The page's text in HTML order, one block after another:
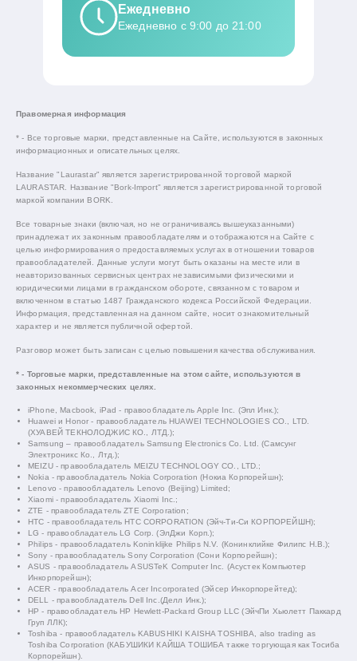
Ежедневно
Ежедневно с 9:00 до 21:00
Правомерная информация
* - Все торговые марки, представленные на Сайте, используются в законных
информационных и описательных целях.
Название "Laurastar" является зарегистрированной торговой маркой
LAURASTAR. Название "Bork-Import" является зарегистрированной торговой
маркой компании BORK.
Все товарные знаки (включая, но не ограничиваясь вышеуказанными)
принадлежат их законным правообладателям и отображаются на Сайте с
целью информирования о предоставляемых услугах в отношении товаров
правообладателей. Данные услуги могут быть оказаны на месте или в
неавторизованных сервисных центрах независимыми физическими и
юридическими лицами в гражданском обороте, связанном с товаром и
включенном в статью 1487 Гражданского кодекса Российской Федерации.
Информация, представленная на данном сайте, носит ознакомительный
характер и не является публичной офертой.
Разговор может быть записан с целью повышения качества обслуживания.
* - Торговые марки, представленные на этом сайте, используются в
законных некоммерческих целях.
iPhone, Macbook, iPad - правообладатель Apple Inc. (Эпл Инк.);
Huawei и Honor - правообладатель HUAWEI TECHNOLOGIES CO., LTD.
(ХУАВЕЙ ТЕКНОЛОДЖИС КО., ЛТД.);
Samsung – правообладатель Samsung Electronics Co. Ltd. (Самсунг
Электроникс Ко., Лтд.);
MEIZU - правообладатель MEIZU TECHNOLOGY CO., LTD.;
Nokia - правообладатель Nokia Corporation (Нокиа Корпорейшн);
Lenovo - правообладатель Lenovo (Beijing) Limited;
Xiaomi - правообладатель Xiaomi Inc.;
ZTE - правообладатель ZTE Corporation;
HTC - правообладатель HTC CORPORATION (Эйч-Ти-Си КОРПОРЕЙШН);
LG - правообладатель LG Corp. (ЭлДжи Корп.);
Philips - правообладатель Koninklijke Philips N.V. (Конинклийке Филипс Н.В.);
Sony - правообладатель Sony Corporation (Сони Корпорейшн);
ASUS - правообладатель ASUSTeK Computer Inc. (Асустек Компьютер
Инкорпорейшн);
ACER - правообладатель Acer Incorporated (Эйсер Инкорпорейтед);
DELL - правообладатель Dell Inc.(Делл Инк.);
HP - правообладатель HP Hewlett-Packard Group LLC (ЭйчПи Хьюлетт Паккард
Груп ЛЛК);
Toshiba - правообладатель KABUSHIKI KAISHA TOSHIBA, also trading as
Toshiba Corporation (КАБУШИКИ КАЙША ТОШИБА также торгующая как Тосиба
Корпорейшн).